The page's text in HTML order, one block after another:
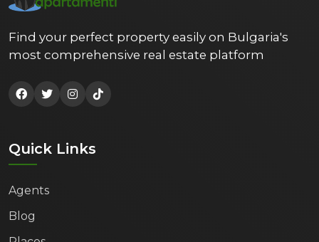
Find your perfect property easily on Bulgaria's
most comprehensive real estate platform
Quick Links
Agents
Blog